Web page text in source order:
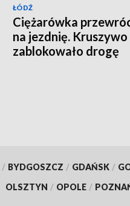
ŁÓDŹ
Ciężarówka
na jezdnię. Kruszywo
zablokowało drogę
/ BYDGOSZCZ / GDAŃSK /
OLSZTYN / OPOLE /